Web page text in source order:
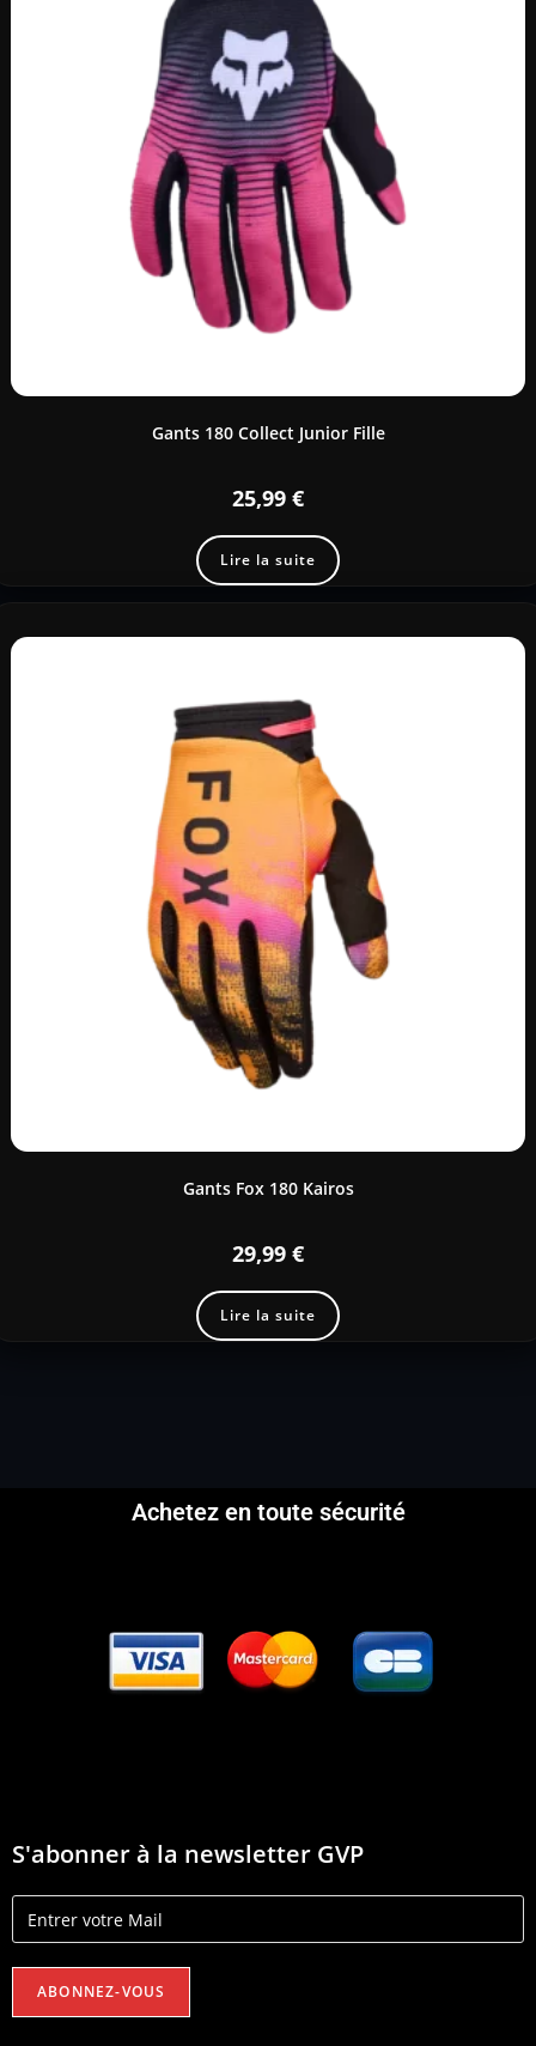
Gants 180 Collect Junior Fille
25,99 €
Lire la suite
Gants Fox 180 Kairos
29,99 €
Lire la suite
Achetez en toute sécurité
S'abonner à la newsletter GVP